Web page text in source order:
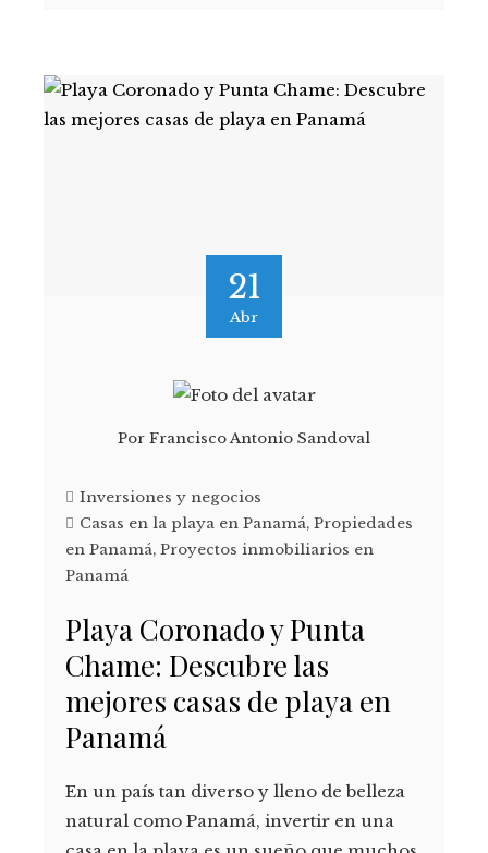
21
Abr
Por Francisco Antonio Sandoval
Inversiones y negocios
Casas en la playa en Panamá, Propiedades
en Panamá, Proyectos inmobiliarios en
Panamá
Playa Coronado y Punta
Chame: Descubre las
mejores casas de playa en
Panamá
En un país tan diverso y lleno de belleza
natural como Panamá, invertir en una